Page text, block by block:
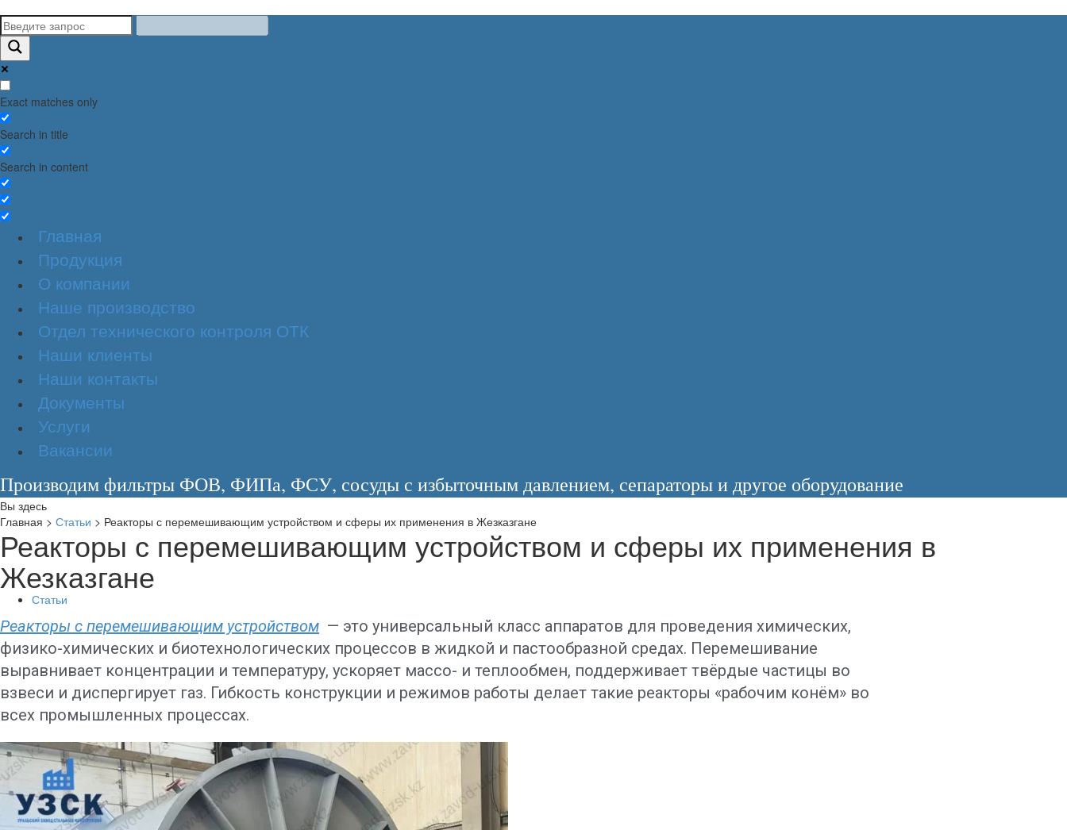
Exact matches only
Search in title
Search in content
Главная
Продукция
О компании
Наше производство
Отдел технического контроля ОТК
Наши клиенты
Наши контакты
Документы
Услуги
Вакансии
Производим фильтры ФОВ, ФИПа, ФСУ, сосуды с избыточным давлением, сепараторы и другое оборудование
Вы здесь
Главная > Статьи > Реакторы с перемешивающим устройством и сферы их применения в Жезказгане
Реакторы с перемешивающим устройством и сферы их применения в
Жезказгане
Статьи
Реакторы с перемешивающим устройством — это универсальный класс аппаратов для проведения химических,
физико-химических и биотехнологических процессов в жидкой и пастообразной средах. Перемешивание
выравнивает концентрации и температуру, ускоряет массо- и теплообмен, поддерживает твёрдые частицы во
взвеси и диспергирует газ. Гибкость конструкции и режимов работы делает такие реакторы «рабочим конём» во
всех промышленных процессах.